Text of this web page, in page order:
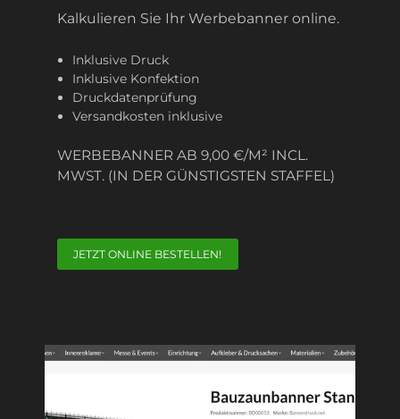
Kalkulieren Sie Ihr Werbebanner online.
Inklusive Druck
Inklusive Konfektion
Druckdatenprüfung
Versandkosten inklusive
WERBEBANNER AB 9,00 €/M² INCL.
MWST. (IN DER GÜNSTIGSTEN STAFFEL)
JETZT ONLINE BESTELLEN!